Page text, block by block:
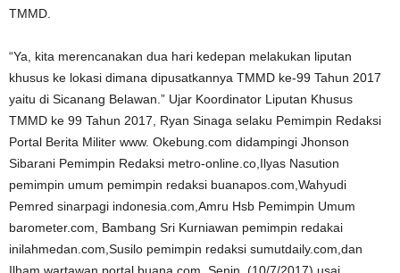
TMMD.
“Ya, kita merencanakan dua hari kedepan melakukan liputan
khusus ke lokasi dimana dipusatkannya TMMD ke-99 Tahun 2017
yaitu di Sicanang Belawan.” Ujar Koordinator Liputan Khusus
TMMD ke 99 Tahun 2017, Ryan Sinaga selaku Pemimpin Redaksi
Portal Berita Militer www. Okebung.com didampingi Jhonson
Sibarani Pemimpin Redaksi metro-online.co,Ilyas Nasution
pemimpin umum pemimpin redaksi buanapos.com,Wahyudi
Pemred sinarpagi indonesia.com,Amru Hsb Pemimpin Umum
barometer.com, Bambang Sri Kurniawan pemimpin redakai
inilahmedan.com,Susilo pemimpin redaksi sumutdaily.com,dan